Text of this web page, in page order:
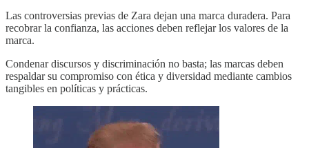
Las controversias previas de Zara dejan una marca duradera. Para
recobrar la confianza, las acciones deben reflejar los valores de la
marca.
Condenar discursos y discriminación no basta; las marcas deben
respaldar su compromiso con ética y diversidad mediante cambios
tangibles en políticas y prácticas.